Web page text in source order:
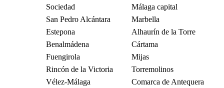
Sociedad
Málaga capital
San Pedro Alcántara
Marbella
Estepona
Alhaurín de la Torre
Benalmádena
Cártama
Fuengirola
Mijas
Rincón de la Victoria
Torremolinos
Vélez-Málaga
Comarca de Antequera